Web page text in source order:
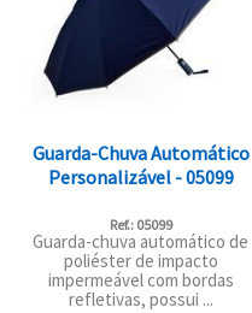
Guarda-Chuva Automático
Personalizável - 05099
Ref.: 05099
Guarda-chuva automático de
poliéster de impacto
impermeável com bordas
refletivas, possui ...